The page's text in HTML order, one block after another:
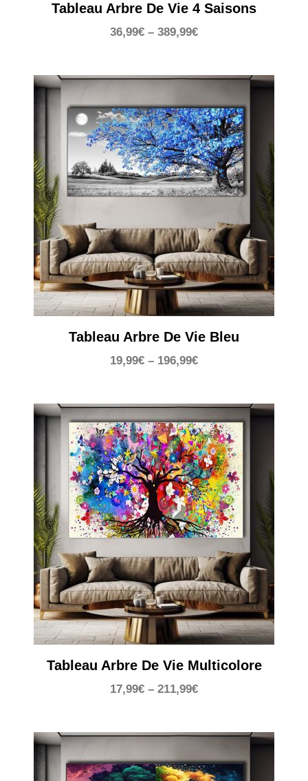
Tableau Arbre De Vie 4 Saisons
36,99€ – 389,99€
Tableau Arbre De Vie Bleu
19,99€ – 196,99€
Tableau Arbre De Vie Multicolore
17,99€ – 211,99€